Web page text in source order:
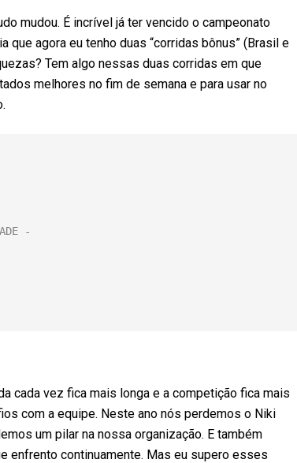
mudou. É incrível já ter vencido o campeonato
que agora eu tenho duas “corridas bônus” (Brasil e
Tem algo nessas duas corridas em que
melhores no fim de semana e para usar no
cada vez fica mais longa e a competição fica mais
com a equipe. Neste ano nós perdemos o Niki
um pilar na nossa organização. E também
enfrento continuamente. Mas eu supero esses